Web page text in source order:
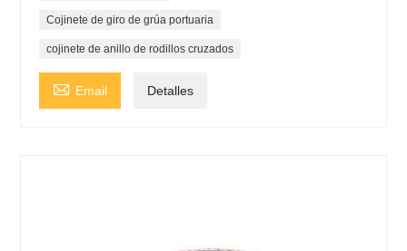
Cojinete de giro de grúa portuaria
cojinete de anillo de rodillos cruzados
 Email Detalles